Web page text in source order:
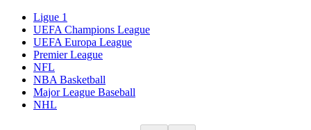
Ligue 1
UEFA Champions League
UEFA Europa League
Premier League
NFL
NBA Basketball
Major League Baseball
NHL